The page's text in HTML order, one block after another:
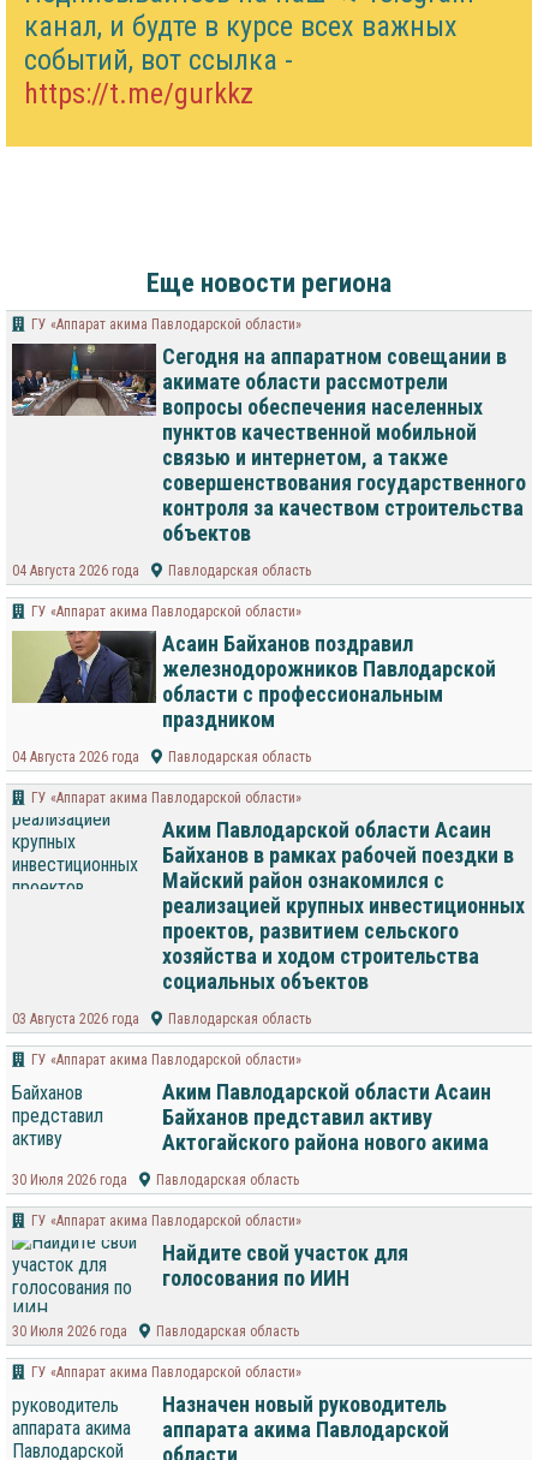
канал, и будте в курсе всех важных
событий, вот ссылка -
https://t.me/gurkkz
Еще новости региона
ГУ «Аппарат акима Павлодарской области»
Сегодня на аппаратном совещании в
акимате области рассмотрели
вопросы обеспечения населенных
пунктов качественной мобильной
связью и интернетом, а также
совершенствования государственного
контроля за качеством строительства
объектов
04 Августа 2026 года Павлодарская область
ГУ «Аппарат акима Павлодарской области»
Асаин Байханов поздравил
железнодорожников Павлодарской
области с профессиональным
праздником
04 Августа 2026 года Павлодарская область
ГУ «Аппарат акима Павлодарской области»
Аким Павлодарской области Асаин
Байханов в рамках рабочей поездки в
Майский район ознакомился с
реализацией крупных инвестиционных
проектов, развитием сельского
хозяйства и ходом строительства
социальных объектов
03 Августа 2026 года Павлодарская область
ГУ «Аппарат акима Павлодарской области»
Аким Павлодарской области Асаин
Байханов представил активу
Актогайского района нового акима
30 Июля 2026 года Павлодарская область
ГУ «Аппарат акима Павлодарской области»
Найдите свой участок для
голосования по ИИН
30 Июля 2026 года Павлодарская область
ГУ «Аппарат акима Павлодарской области»
Назначен новый руководитель
аппарата акима Павлодарской
области